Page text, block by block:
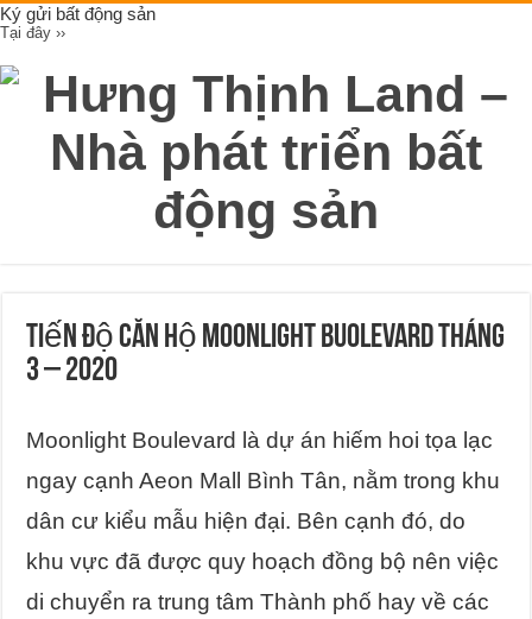
Ký gửi bất động sản
Tại đây ››
Tiến độ căn hộ Moonlight Buolevard tháng
3 – 2020
Moonlight Boulevard là dự án hiếm hoi tọa lạc
ngay cạnh Aeon Mall Bình Tân, nằm trong khu
dân cư kiểu mẫu hiện đại. Bên cạnh đó, do
khu vực đã được quy hoạch đồng bộ nên việc
di chuyển ra trung tâm Thành phố hay về các